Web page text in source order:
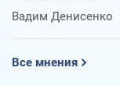
Вадим Денисенко
Все мнения